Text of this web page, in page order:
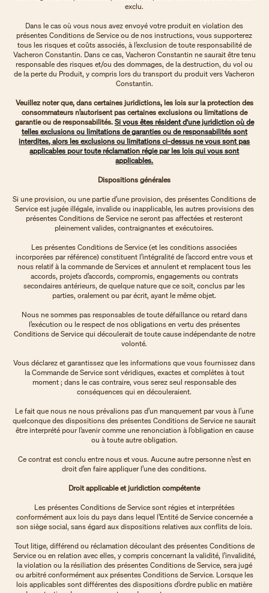
exclu.
Dans le cas où vous nous avez envoyé votre produit en violation des
présentes Conditions de Service ou de nos instructions, vous supporterez
tous les risques et coûts associés, à l’exclusion de toute responsabilité de
Vacheron Constantin. Dans ce cas, Vacheron Constantin ne saurait être tenu
responsable des risques et/ou des dommages, de la destruction, du vol ou
de la perte du Produit, y compris lors du transport du produit vers Vacheron
Constantin.
Veuillez noter que, dans certaines juridictions, les lois sur la protection des
consommateurs n’autorisent pas certaines exclusions ou limitations de
garantie ou de responsabilités. Si vous êtes résident d'une juridiction où de
telles exclusions ou limitations de garanties ou de responsabilités sont
interdites, alors les exclusions ou limitations ci-dessus ne vous sont pas
applicables pour toute réclamation régie par les lois qui vous sont
applicables.
Dispositions générales
Si une provision, ou une partie d’une provision, des présentes Conditions de
Service est jugée illégale, invalide ou inapplicable, les autres provisions des
présentes Conditions de Service ne seront pas affectées et resteront
pleinement valides, contraignantes et exécutoires.
Les présentes Conditions de Service (et les conditions associées
incorporées par référence) constituent l’intégralité de l’accord entre vous et
nous relatif à la commande de Services et annulent et remplacent tous les
accords, projets d’accords, compromis, engagements ou contrats
secondaires antérieurs, de quelque nature que ce soit, conclus par les
parties, oralement ou par écrit, ayant le même objet.
Nous ne sommes pas responsables de toute défaillance ou retard dans
l’exécution ou le respect de nos obligations en vertu des présentes
Conditions de Service qui découlerait de toute cause indépendante de notre
volonté.
Vous déclarez et garantissez que les informations que vous fournissez dans
la Commande de Service sont véridiques, exactes et complètes à tout
moment ; dans le cas contraire, vous serez seul responsable des
conséquences qui en découleraient.
Le fait que nous ne nous prévalions pas d’un manquement par vous à l’une
quelconque des dispositions des présentes Conditions de Service ne saurait
être interprété pour l’avenir comme une renonciation à l’obligation en cause
ou à toute autre obligation.
Ce contrat est conclu entre nous et vous. Aucune autre personne n’est en
droit d’en faire appliquer l’une des conditions.
Droit applicable et juridiction compétente
Les présentes Conditions de Service sont régies et interprétées
conformément aux lois du pays dans lequel l’Entité de Service concernée a
son siège social, sans égard aux dispositions relatives aux conflits de lois.
Tout litige, différend ou réclamation découlant des présentes Conditions de
Service ou en relation avec elles, y compris concernant la validité, l’invalidité,
la violation ou la résiliation des présentes Conditions de Service, sera jugé
ou arbitré conformément aux présentes Conditions de Service. Lorsque les
lois applicables sont différentes des dispositions d’ordre public en matière